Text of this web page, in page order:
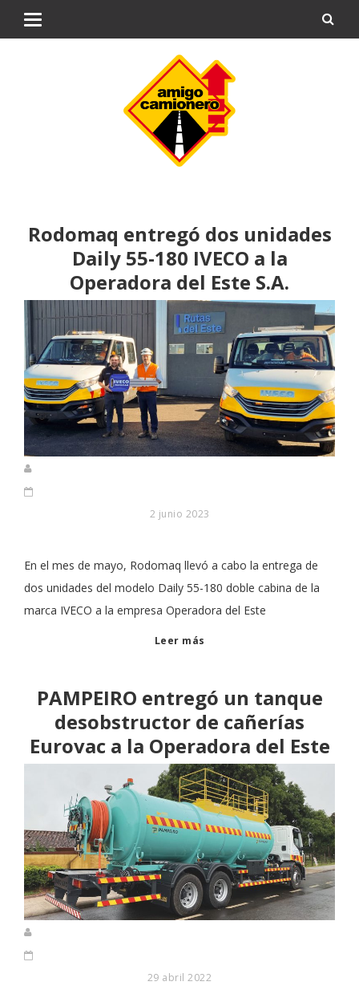
Rodomaq entregó dos unidades
Daily 55-180 IVECO a la
Operadora del Este S.A.
2 junio 2023
En el mes de mayo, Rodomaq llevó a cabo la entrega de
dos unidades del modelo Daily 55-180 doble cabina de la
marca IVECO a la empresa Operadora del Este
Leer más
PAMPEIRO entregó un tanque
desobstructor de cañerías
Eurovac a la Operadora del Este
29 abril 2022